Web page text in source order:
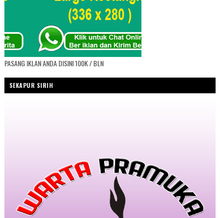
PASANG IKLAN ANDA DISINI 100K / BLN
SEKAPUR SIRIH